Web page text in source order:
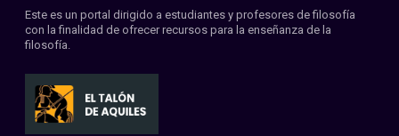
Convenios
Este es un portal dirigido a estudiantes y profesores de filosofía
con la finalidad de ofrecer recursos para la enseñanza de la
filosofía.